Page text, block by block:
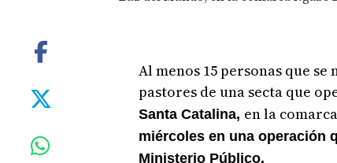
Al menos 15 personas que
pastores de una secta que
Santa Catalina, en la comarca
miércoles en una operación
Ministerio Público.